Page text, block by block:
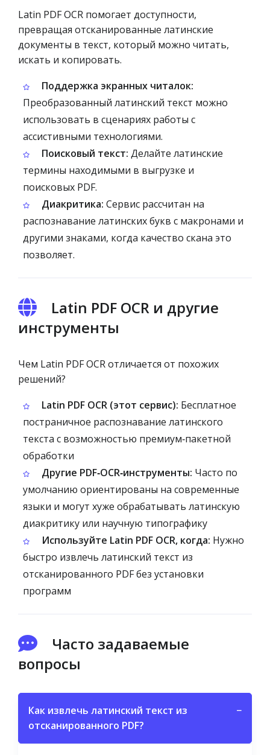
Latin PDF OCR помогает доступности,
превращая отсканированные латинские
документы в текст, который можно читать,
искать и копировать.
Поддержка экранных читалок:
Преобразованный латинский текст можно
использовать в сценариях работы с
ассистивными технологиями.
Поисковый текст: Делайте латинские
термины находимыми в выгрузке и
поисковых PDF.
Диакритика: Сервис рассчитан на
распознавание латинских букв с макронами и
другими знаками, когда качество скана это
позволяет.
Latin PDF OCR и другие
инструменты
Чем Latin PDF OCR отличается от похожих
решений?
Latin PDF OCR (этот сервис): Бесплатное
постраничное распознавание латинского
текста с возможностью премиум‑пакетной
обработки
Другие PDF‑OCR‑инструменты: Часто по
умолчанию ориентированы на современные
языки и могут хуже обрабатывать латинскую
диакритику или научную типографику
Используйте Latin PDF OCR, когда: Нужно
быстро извлечь латинский текст из
отсканированного PDF без установки
программ
Часто задаваемые
вопросы
Как извлечь латинский текст из
отсканированного PDF?
−